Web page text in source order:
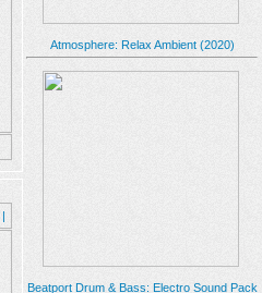
Atmosphere: Relax Ambient (2020)
Beatport Drum & Bass: Electro Sound Pack
|